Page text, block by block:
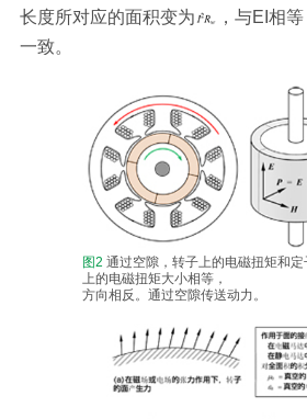
长度所对应的面积变为
，与EI相
一致。
图2 通过空隙，转子上的电磁扭矩和定
上的电磁扭矩大小相等，
方向相反。通过空隙传送动力。